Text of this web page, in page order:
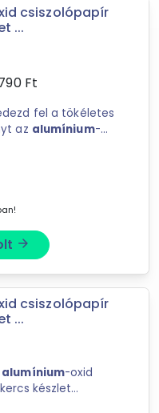
csiszolópapír
...
Ft
fel a tökéletes
az alumínium-
arrow_forward
csiszolópapír
...
alumínium-oxid
készlet